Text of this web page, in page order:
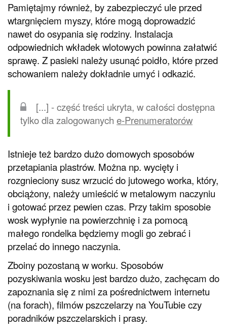
Pamiętajmy również, by zabezpieczyć ule przed
wtargnięciem myszy, które mogą doprowadzić
nawet do osypania się rodziny. Instalacja
odpowiednich wkładek wlotowych powinna załatwić
sprawę. Z pasieki należy usunąć poidło, które przed
schowaniem należy dokładnie umyć i odkazić.
[...] - część treści ukryta, w całości dostępna
tylko dla zalogowanych e-Prenumeratorów
Istnieje też bardzo dużo domowych sposobów
przetapiania plastrów. Można np. wycięty i
rozgnieciony susz wrzucić do jutowego worka, który,
obciążony, należy umieścić w metalowym naczyniu
i gotować przez pewien czas. Przy takim sposobie
wosk wypłynie na powierzchnię i za pomocą
małego rondelka będziemy mogli go zebrać i
przelać do innego naczynia.
Zboiny pozostaną w worku. Sposobów
pozyskiwania wosku jest bardzo dużo, zachęcam do
zapoznania się z nimi za pośrednictwem internetu
(na forach), filmów pszczelarzy na YouTubie czy
poradników pszczelarskich i prasy.